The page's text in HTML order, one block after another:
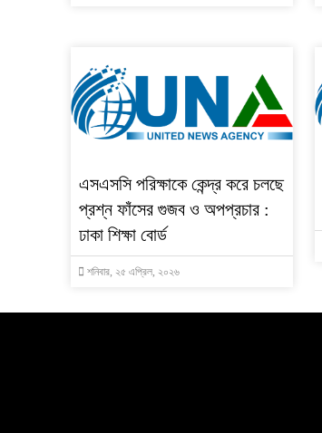
এসএসসি পরিক্ষাকে কেন্দ্র করে চলছে
প্রশ্ন ফাঁসের গুজব ও অপপ্রচার :
ঢাকা শিক্ষা বোর্ড
শনিবার, ২৫ এপ্রিল, ২০২৬